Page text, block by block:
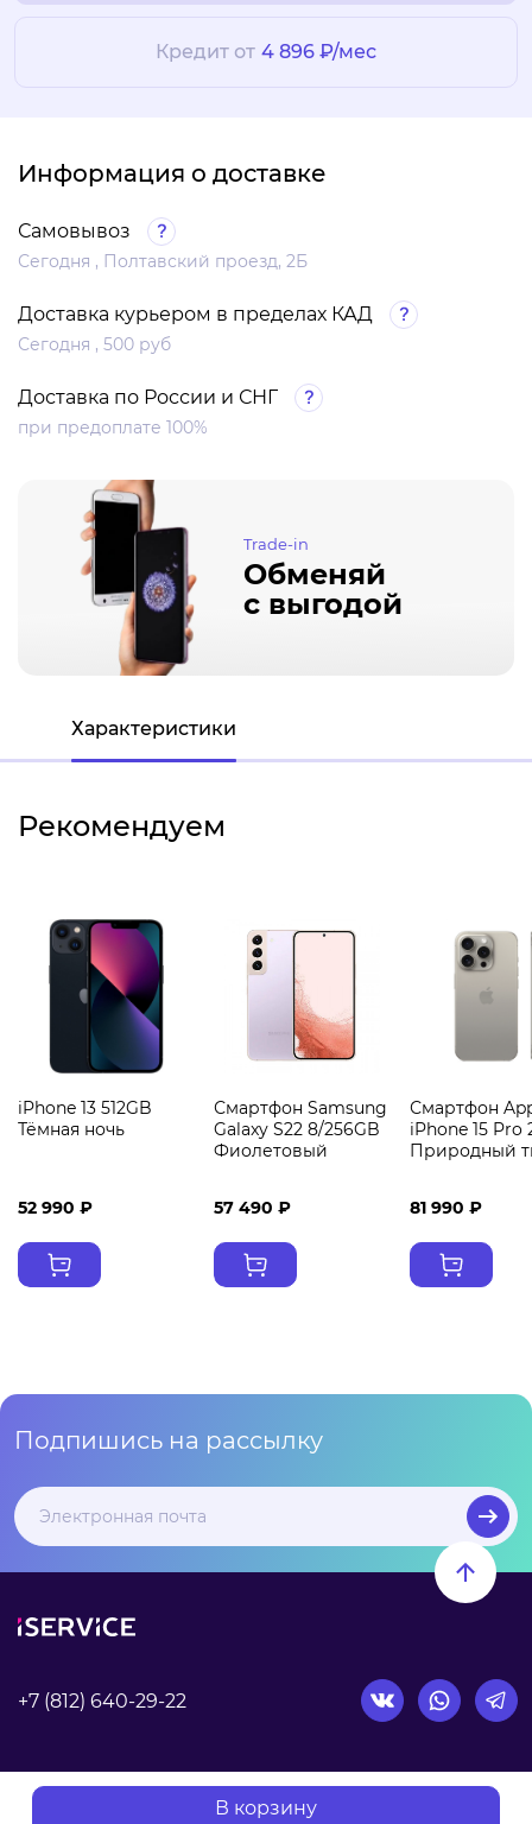
Кредит от 4 896 ₽/мес
Информация о доставке
Самовывоз
Сегодня , Полтавский проезд, 2Б
Доставка курьером в пределах КАД
Сегодня , 500 руб
Доставка по России и СНГ
при предоплате 100%
Trade-in
Обменяй
с выгодой
Характеристики
Рекомендуем
iPhone 13 512GB
Тёмная ночь
52 990 ₽
Смартфон Samsung
Galaxy S22 8/256GB
Фиолетовый
57 490 ₽
Смартфон
iPhone 15 Pro
Природный
81 990 ₽
Подпишись на рассылку
+7 (812) 640-29-22
Согласие на обработку персональных данных
В корзину